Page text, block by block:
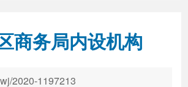
解读回应
商务局内设机构
2020-1197213